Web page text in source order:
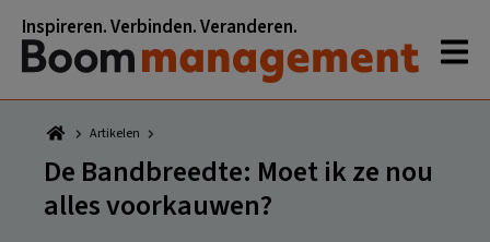
naar
hoofdnavigatie
naar
hoofd
inhoud
naar
eerste
sidebar
naar
voettekst
Inspireren. Verbinden. Veranderen.
Artikelen
De Bandbreedte: Moet ik ze nou
alles voorkauwen?